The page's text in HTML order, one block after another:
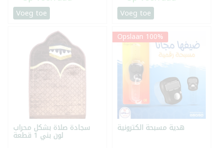
Voeg toe Voeg toe
سجادة صلاة بشكل محراب
لون بني 1 قطعة
Opslaan 100%
هدية مسبحة الكترونية